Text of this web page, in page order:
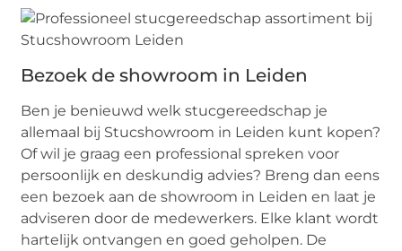
Bezoek de showroom in Leiden
Ben je benieuwd welk stucgereedschap je
allemaal bij Stucshowroom in Leiden kunt kopen?
Of wil je graag een professional spreken voor
persoonlijk en deskundig advies? Breng dan eens
een bezoek aan de showroom in Leiden en laat je
adviseren door de medewerkers. Elke klant wordt
hartelijk ontvangen en goed geholpen. De